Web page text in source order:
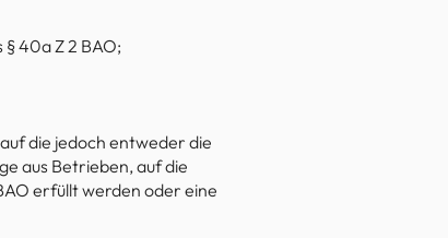
40a Z 2 BAO;
die jedoch entweder die
aus Betrieben, auf die
erfüllt werden oder eine